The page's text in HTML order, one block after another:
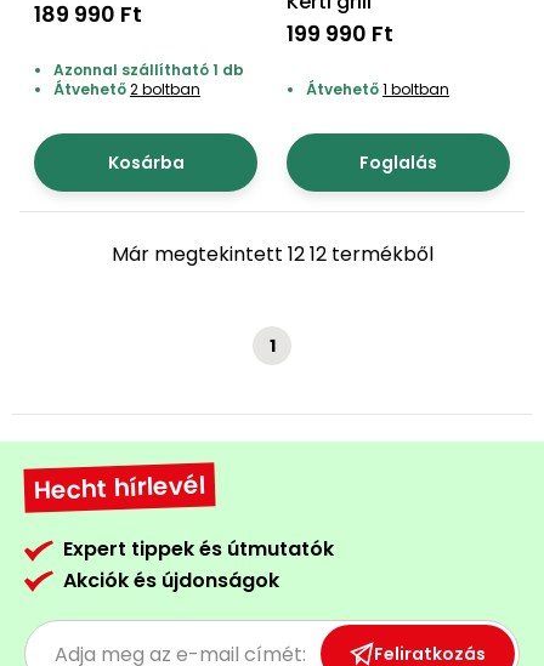
189 990 Ft
Azonnal szállítható 1 db
Átvehető2 boltban
Kosárba
199 990 Ft
Átvehető1 boltban
Foglalás
Már megtekintett 12 12 termékből
1
Hecht hírlevél
Expert tippek és útmutatók
Akciók és újdonságok
Feliratkozás